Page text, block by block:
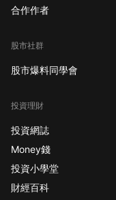
合作作者
股市社群
股市爆料同學會
投資理財
投資網誌
Money錢
投資小學堂
財經百科